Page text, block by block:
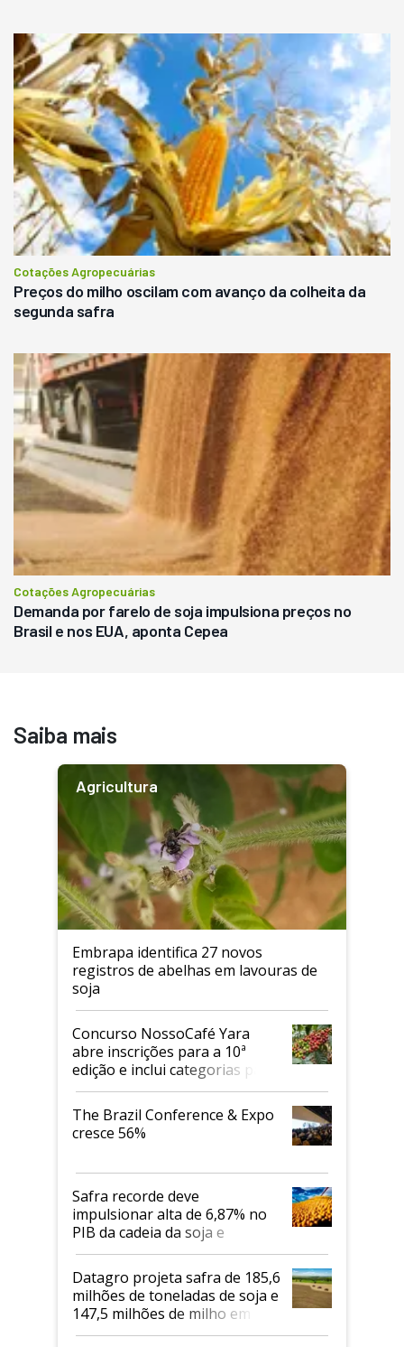
Cotações Agropecuárias
Preços do milho oscilam com avanço da colheita da
segunda safra
Cotações Agropecuárias
Demanda por farelo de soja impulsiona preços no
Brasil e nos EUA, aponta Cepea
Saiba mais
Agricultura
Embrapa identifica 27 novos
registros de abelhas em lavouras de
soja
Concurso NossoCafé Yara
abre inscrições para a 10ª
edição e inclui categorias para
cafés Canephora
The Brazil Conference & Expo
cresce 56%
Safra recorde deve
impulsionar alta de 6,87% no
PIB da cadeia da soja e
biodiesel em 2026
Datagro projeta safra de 185,6
milhões de toneladas de soja e
147,5 milhões de milho em
2026/27